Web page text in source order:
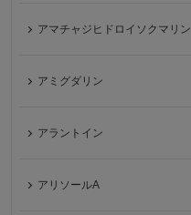
アマチャジヒドロイソクマリン
アミグダリン
アラントイン
アリソールA